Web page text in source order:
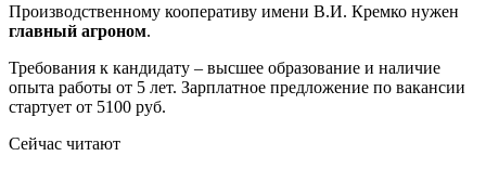
Производственному кооперативу имени В.И. Кремко нужен
главный агроном.
Требования к кандидату – высшее образование и наличие
опыта работы от 5 лет. Зарплатное предложение по вакансии
стартует от 5100 руб.
Сейчас читают